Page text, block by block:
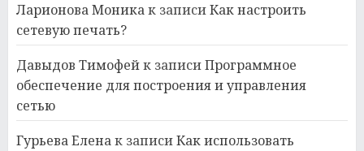
Ларионова Моникак записиКак настроить
сетевую печать?
Давыдов Тимофейк записиПрограммное
обеспечение для построения и управления
сетью
Гурьева Еленак записиКак использовать